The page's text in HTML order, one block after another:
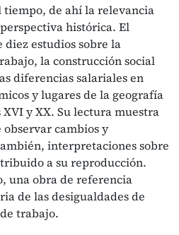
tiempo, de ahí la relevancia
histórica. El
estudios sobre la
la construcción social
diferencias salariales en
y lugares de la geografía
y XX. Su lectura muestra
cambios y
interpretaciones sobre
a su reproducción.
una obra de referencia
de las desigualdades de
trabajo.